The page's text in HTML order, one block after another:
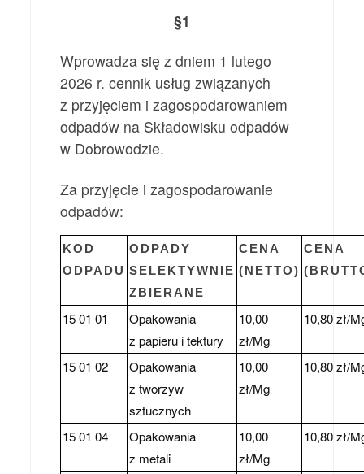
§1
Wprowadza się z dniem 1 lutego
2026 r. cennik usług związanych
z przyjęciem i zagospodarowaniem
odpadów na Składowisku odpadów
w Dobrowodzie.
Za przyjęcie i zagospodarowanie
odpadów:
KOD
ODPADU
ODPADY
SELEKTYWNIE
ZBIERANE
CENA
(NETTO)
CENA
15 01 01
Opakowania
z papieru i tektury
10,00
zł/Mg
10,80 zł/
15 01 02
Opakowania
z tworzyw
sztucznych
10,00
zł/Mg
10,80 zł/
15 01 04
Opakowania
z metali
10,00
zł/Mg
10,80 zł/